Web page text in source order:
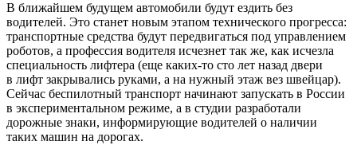
В ближайшем будущем автомобили будут ездить без
водителей. Это станет новым этапом технического прогресса:
транспортные средства будут передвигаться под управлением
роботов, а профессия водителя исчезнет так же, как исчезла
специальность лифтера (еще каких-то сто лет назад двери
в лифт закрывались руками, а на нужный этаж вез швейцар).
Сейчас беспилотный транспорт начинают запускать в России
в экспериментальном режиме, а в студии разработали
дорожные знаки, информирующие водителей о наличии
таких машин на дорогах.